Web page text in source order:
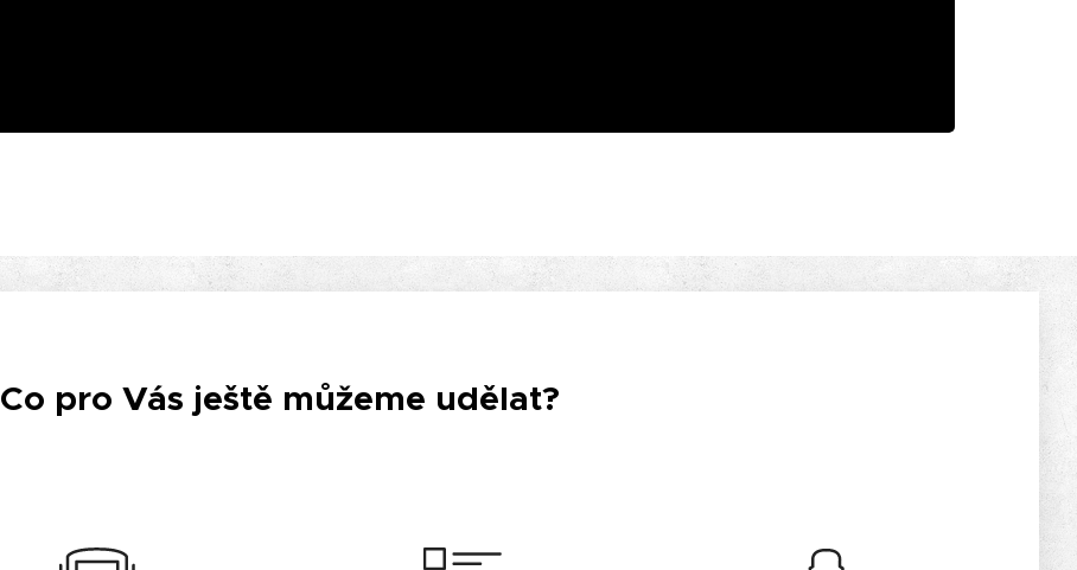
Co pro Vás ještě můžeme udělat?